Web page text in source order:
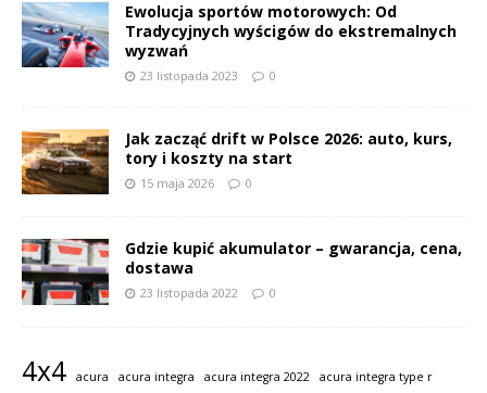
Ewolucja sportów motorowych: Od
Tradycyjnych wyścigów do ekstremalnych
wyzwań
23 listopada 2023 0
Jak zacząć drift w Polsce 2026: auto, kurs,
tory i koszty na start
15 maja 2026 0
Gdzie kupić akumulator – gwarancja, cena,
dostawa
23 listopada 2022 0
4x4 acura acura integra acura integra 2022 acura integra type r